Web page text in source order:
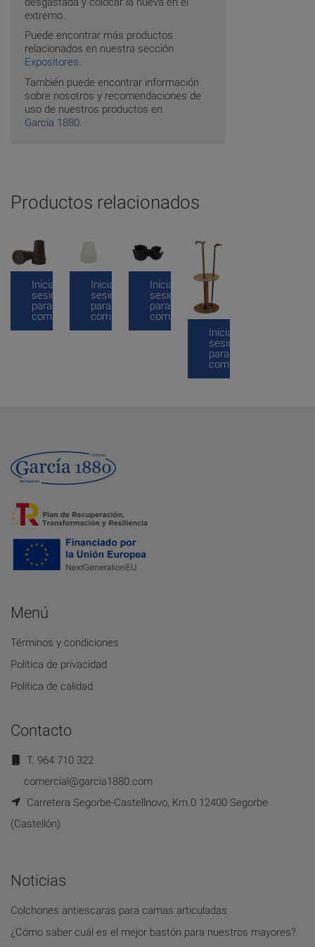
extremo.
Puede encontrar más productos
relacionados en nuestra sección
Expositores.
También puede encontrar información
sobre nosotros y recomendaciones de
uso de nuestros productos en
García 1880
Productos relacionados
Inicia
sesión
para
comprar
Inicia
sesión
para
comprar
Inicia
sesión
para
comprar
Inicia
sesión
para
comprar
Menú
Términos y condiciones
Política de privacidad
Política de calidad
Contacto
T. 964 710 322
comercial@garcia1880.com
Carretera Segorbe-Castellnovo, Km.0 12400 Segorbe
(Castellón)
Noticias
Colchones antiescaras para camas articuladas
¿Cómo saber cuál es el mejor bastón para nuestros mayores?